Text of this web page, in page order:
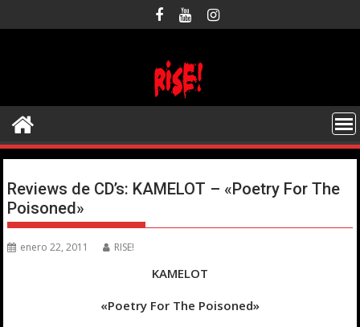
al
Reviews de CD’s: KAMELOT – «Poetry For The
Poisoned»
enero 22, 2011 RISE!
KAMELOT
«Poetry For The Poisoned»